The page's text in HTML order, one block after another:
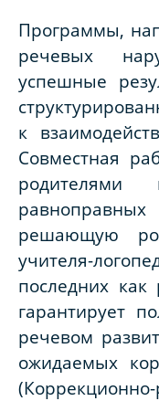
Программы,
речевых
успешные
к
Совместная
решающую
учителя-
последних как
гарантирует
речевом
ожидаемых